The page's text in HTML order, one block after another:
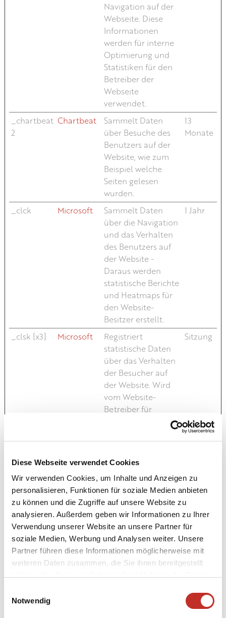
Diese Webseite verwendet Cookies
Wir verwenden Cookies, um Inhalte und Anzeigen zu
personalisieren, Funktionen für soziale Medien anbieten
zu können und die Zugriffe auf unsere Website zu
analysieren. Außerdem geben wir Informationen zu Ihrer
Verwendung unserer Website an unsere Partner für
soziale Medien, Werbung und Analysen weiter. Unsere
Partner führen diese Informationen möglicherweise mit
weiteren Daten zusammen, die Sie ihnen bereitgestellt
Notwendig
Navigation auf der
Webseite. Diese
Informationen
werden für interne
Optimierung und
Statistiken für den
Betreiber der
Webseite
verwendet.
_chartbeat
2
Chartbeat
Sammelt Daten
über Besuche des
Benutzers auf der
Website, wie zum
Beispiel welche
Seiten gelesen
wurden.
13
Monate
_clck Microsoft
Sammelt Daten
über die Navigation
und das Verhalten
des Benutzers auf
der Website -
Daraus werden
statistische Berichte
und Heatmaps für
den Website-
Besitzer erstellt.
1 Jahr
_clsk [x3] Microsoft
Registriert
statistische Daten
über das Verhalten
der Besucher auf
der Website. Wird
vom Website-
Betreiber für
internes Analytics
Sitzung
eindeutige ID, die
verwendet wird, um
statistische Daten
dazu, wie der
Besucher die
Website nutzt, zu
generieren.
_ga_# Google
Sammelt Daten
dazu, wie oft ein
Benutzer eine
2 Jahre